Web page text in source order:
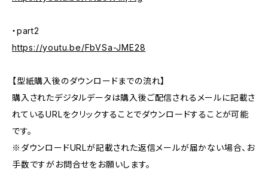
・part2
https://youtu.be/FbVSa-JME28
【型紙購入後のダウンロードまでの流れ】
購入されたデジタルデータは購入後ご配信されるメールに記載さ
れているURLをクリックすることでダウンロードすることが可能
です。
※ダウンロードURLが記載された返信メールが届かない場合、お
手数ですがお問合せをお願いします。